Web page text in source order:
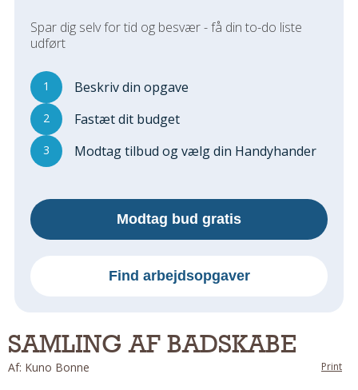
Andet
Regler Og Love
Udskiftning Og Montage
Om Materialer
Tips Og Tests
Montage Og Udskiftning
Reparation Og Vedligehold
Udendørs
Kan Det Males?
Spar dig selv for tid og besvær - få din to-do liste
udført
1 Beskriv din opgave
2 Fastæt dit budget
3 Modtag tilbud og vælg din Handyhander
Modtag bud gratis
Find arbejdsopgaver
SAMLING AF BADSKABE
Af: Kuno Bonne Print